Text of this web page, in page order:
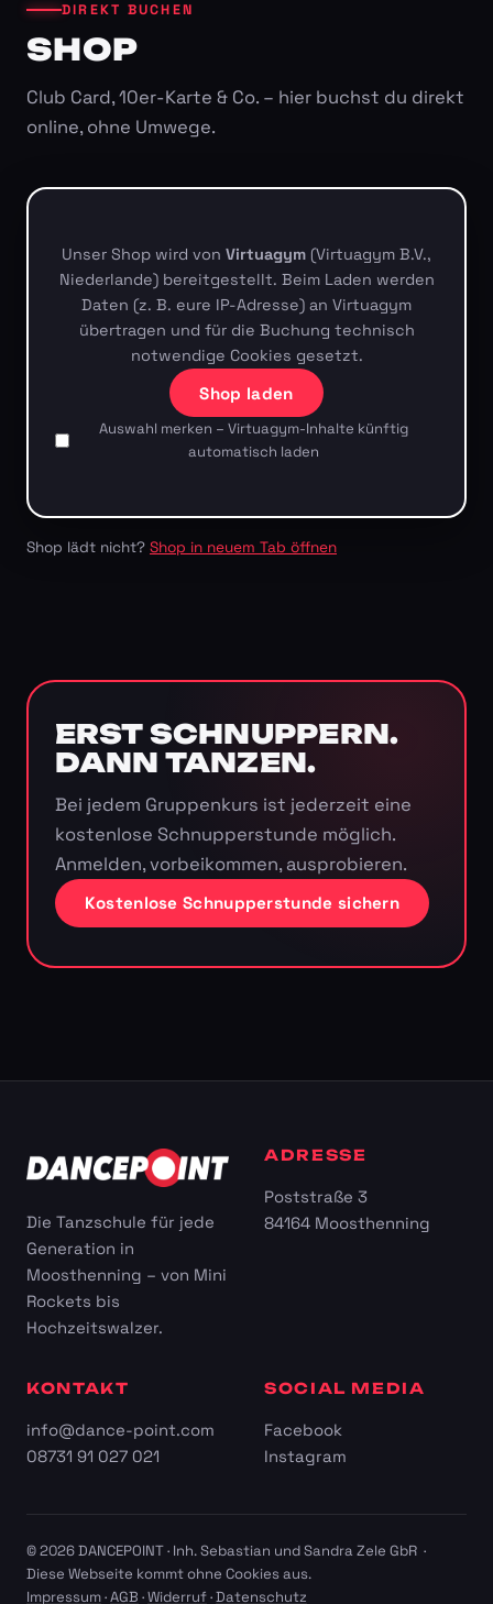
DIREKT BUCHEN
SHOP
Club Card, 10er-Karte & Co. – hier buchst du direkt
online, ohne Umwege.
Unser Shop wird von Virtuagym (Virtuagym B.V.,
Niederlande) bereitgestellt. Beim Laden werden
Daten (z. B. eure IP-Adresse) an Virtuagym
übertragen und für die Buchung technisch
notwendige Cookies gesetzt.
Shop laden
Auswahl merken – Virtuagym-Inhalte künftig
automatisch laden
Shop lädt nicht? Shop in neuem Tab öffnen
ERST SCHNUPPERN.
DANN TANZEN.
Bei jedem Gruppenkurs ist jederzeit eine
kostenlose Schnupperstunde möglich.
Anmelden, vorbeikommen, ausprobieren.
Kostenlose Schnupperstunde sichern
Die Tanzschule für jede
Generation in
Moosthenning – von Mini
Rockets bis
Hochzeitswalzer.
ADRESSE
Poststraße 3
84164 Moosthenning
KONTAKT
info@dance-point.com
08731 91 027 021
SOCIAL MEDIA
Facebook
Instagram
© 2026 DANCEPOINT · Inh. Sebastian und Sandra Zele GbR ·
Diese Webseite kommt ohne Cookies aus.
Impressum·AGB ·Widerruf·Datenschutz